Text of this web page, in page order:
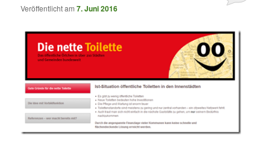
Veröffentlicht am7. Juni 2016